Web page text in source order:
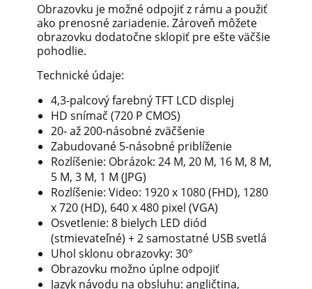
Obrazovku je možné odpojiť z rámu a použiť
ako prenosné zariadenie. Zároveň môžete
obrazovku dodatočne sklopiť pre ešte väčšie
pohodlie.
Technické údaje:
4,3-palcový farebný TFT LCD displej
HD snímač (720 P CMOS)
20- až 200-násobné zväčšenie
Zabudované 5-násobné priblíženie
Rozlíšenie: Obrázok: 24 M, 20 M, 16 M, 8 M,
5 M, 3 M, 1 M (JPG)
Rozlíšenie: Video: 1920 x 1080 (FHD), 1280
x 720 (HD), 640 x 480 pixel (VGA)
Osvetlenie: 8 bielych LED diód
(stmievateľné) + 2 samostatné USB svetlá
Uhol sklonu obrazovky: 30°
Obrazovku možno úplne odpojiť
Jazyk návodu na obsluhu: angličtina,